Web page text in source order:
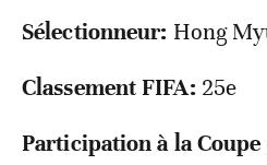
Sélectionneur: Hong
Classement FIFA: 25e
Participation à la